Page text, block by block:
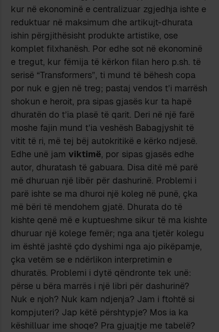
kur në ekonominë e centralizuar zgjedhja ishte e
reduktuar në maksimum dhe artikujt-dhurata
ishin përgjithësisht produkte artistike, ose
komplet filxhanësh. Por edhe sot në ekonominë
e tregut, kur fëmija të kërkon filan hero p.sh. të
serisë “Transformers”, ti mund të bëhesh copa
por nuk e gjen në treg; pastaj vendos t’i marrësh
shokun e heroit, pra sipas gjasës kur ta hapë
dhuratën do t’ia plasë të qarit. Deri në një farë
moshe fajin mund t’ia veshësh Babagjyshit të
vitit të ri, më tej bëj autokritikë e kërko ndjesë.
Edhe unë jamviktimë, por sipas gjasës edhe
autor, dhuratash të gabuara. Disa ditë më parë
më dhuruan një libër për dashurinë. Problemi i
parë ishte se ma dhuroi një koleg në punë, çka
më bëri të mendohem gjatë. Dhurata do të
kishte qenë më e kuptueshme sikur të ma kishte
dhuruar një kolege femër; nga ana tjetër kolegu
im është jashtë çdo dyshimi nga ajo pikëpamje,
çka vetëm se e ndërlikon interpretimin e
dhuratës. Problemi i dytë qëndronte tek unë:
përse u bëra marrës i një libri për dashurinë?
Nuk e njoh? Nuk kam ndjenja? Jam i ftohtë si
kompjuteri? Jap këtë përshtypje? Mos ia ka
këshilluar ime shoqe? Pra gjuajtje me tabelë?